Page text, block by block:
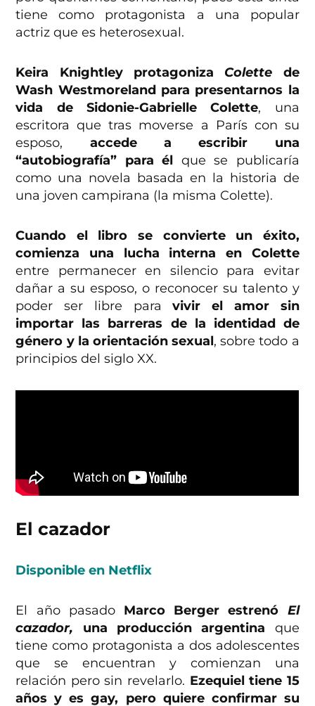
tiene como protagonista a una popular
actriz que es heterosexual.
Keira Knightley protagoniza Colette de
Wash Westmoreland para presentarnos la
vida de Sidonie-Gabrielle Colette, una
escritora que tras moverse a París con su
esposo, accede a escribir una
“autobiografía” para él que se publicaría
como una novela basada en la historia de
una joven campirana (la misma Colette).
Cuando el libro se convierte un éxito,
comienza una lucha interna en Colette
entre permanecer en silencio para evitar
dañar a su esposo, o reconocer su talento y
poder ser libre paravivir el amor sin
importar las barreras de la identidad de
género y la orientación sexual, sobre todo a
principios del siglo XX.
El cazador
Disponible en Netflix
El año pasado Marco Berger estrenó El
cazador, una producción argentina que
tiene como protagonista a dos adolescentes
que se encuentran y comienzan una
relación pero sin revelarlo. Ezequiel tiene 15
años y es gay, pero quiere confirmar su